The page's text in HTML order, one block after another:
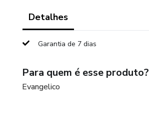
Detalhes
Garantia de 7 dias
Para quem é esse produto?
Evangelico